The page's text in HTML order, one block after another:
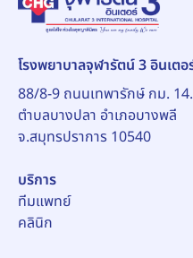
โรงพยาบาลจุฬารัตน์ 3 อินเตอ
88/8-9 ถนนเทพารักษ์ กม.
ตำบลบางปลา อำเภอบางพลี
จ.สมุทรปราการ 10540
บริการ
ทีมแพทย์
คลินิก